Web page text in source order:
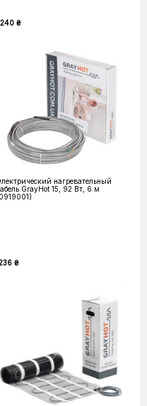
₴
нагревательный
GrayHot 15, 92 Вт, 6 м
₴